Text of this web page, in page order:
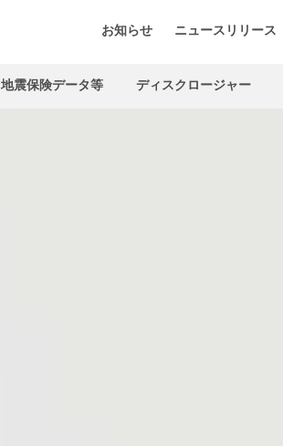
お知らせ ニュースリリース
地震保険データ等 ディスクロージャー